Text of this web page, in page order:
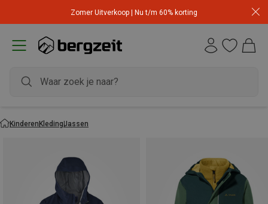
Zomer Uitverkoop | Nu t/m 60% korting
KinderenKledingJassen